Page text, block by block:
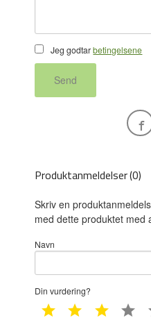
Jeg godtarbetingelsene
Send
Produktanmeldelser (0)
Skriv en
med dette produktet med
Navn
Din vurdering?
1 star 2 star 3 star